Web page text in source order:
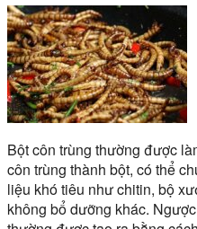
Bột côn trùng thường được
côn trùng thành bột, có thể
liệu khó tiêu như chitin, bộ
không bổ dưỡng khác.